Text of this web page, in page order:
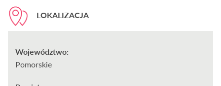
LOKALIZACJA
Województwo:
Pomorskie